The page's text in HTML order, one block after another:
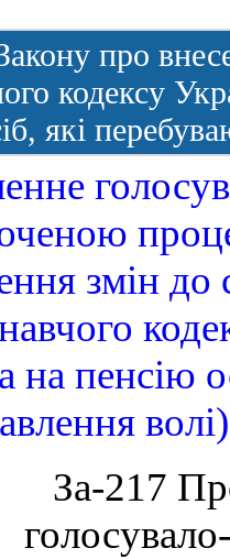
про
кодексу
які
змін до
на пенсію
За-217